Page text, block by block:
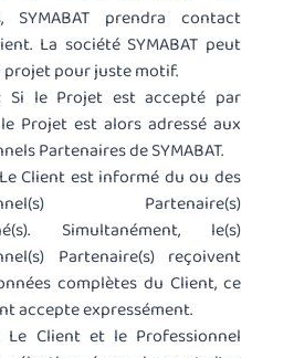
SYMABAT prendra contact
La société SYMABAT peut
projet pour juste motif.
Si le Projet est accepté par
le Projet est alors adressé aux
Partenaires de SYMABAT.
Le Client est informé du ou des
Partenaire(s)
Simultanément, le(s)
Partenaire(s) reçoivent
complètes du Client, ce
accepte expressément.
Le Client et le Professionnel